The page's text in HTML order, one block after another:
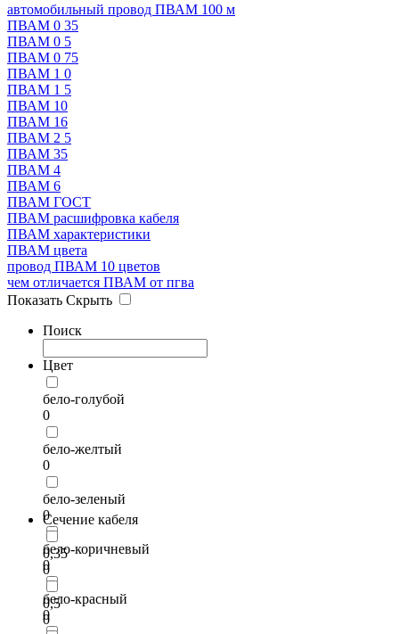
автомобильный провод ПВАМ 100 м
ПВАМ 0 35
ПВАМ 0 5
ПВАМ 0 75
ПВАМ 1 0
ПВАМ 1 5
ПВАМ 10
ПВАМ 16
ПВАМ 2 5
ПВАМ 35
ПВАМ 4
ПВАМ 6
ПВАМ ГОСТ
ПВАМ расшифровка кабеля
ПВАМ характеристики
ПВАМ цвета
провод ПВАМ 10 цветов
чем отличается ПВАМ от пгва
Показать Скрыть
Поиск
Цвет
бело-голубой
0
бело-желтый
0
бело-зеленый
0
бело-коричневый
0
бело-красный
0
Сечение кабеля
0,35
0
0,5
0